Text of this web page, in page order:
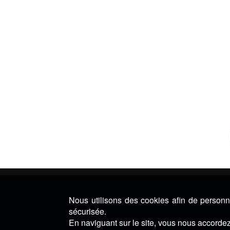
Nous utilisons des cookies afin de
sécurisée.
En naviguant sur le site, vous nous